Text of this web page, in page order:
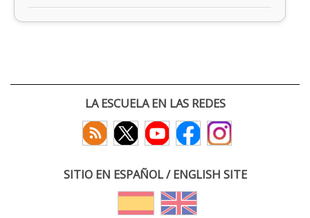
LA ESCUELA EN LAS REDES
SITIO EN ESPAÑOL / ENGLISH SITE